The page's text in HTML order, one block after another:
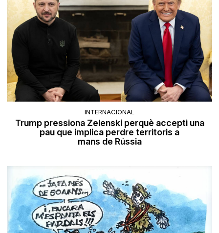
INTERNACIONAL
Trump pressiona Zelenski perquè accepti una
pau que implica perdre territoris a
mans de Rússia